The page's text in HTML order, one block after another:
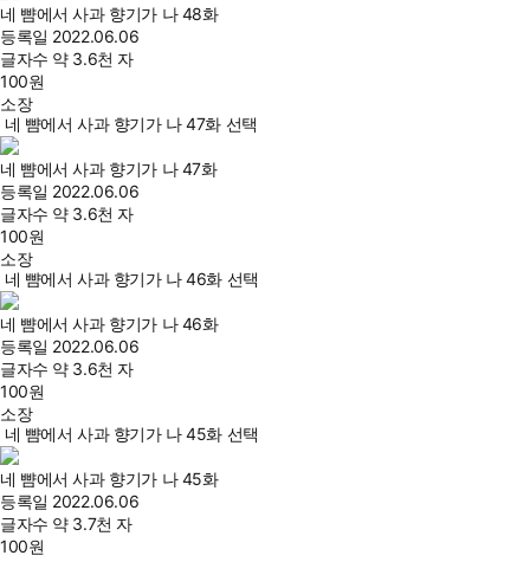
네 뺨에서 사과 향기가 나 48화
등록일 2022.06.06
글자수 약 3.6천 자
100원
소장
네 뺨에서 사과 향기가 나 47화 선택
네 뺨에서 사과 향기가 나 47화
등록일 2022.06.06
글자수 약 3.6천 자
100원
소장
네 뺨에서 사과 향기가 나 46화 선택
네 뺨에서 사과 향기가 나 46화
등록일 2022.06.06
글자수 약 3.6천 자
100원
소장
네 뺨에서 사과 향기가 나 45화 선택
네 뺨에서 사과 향기가 나 45화
등록일 2022.06.06
글자수 약 3.7천 자
100원